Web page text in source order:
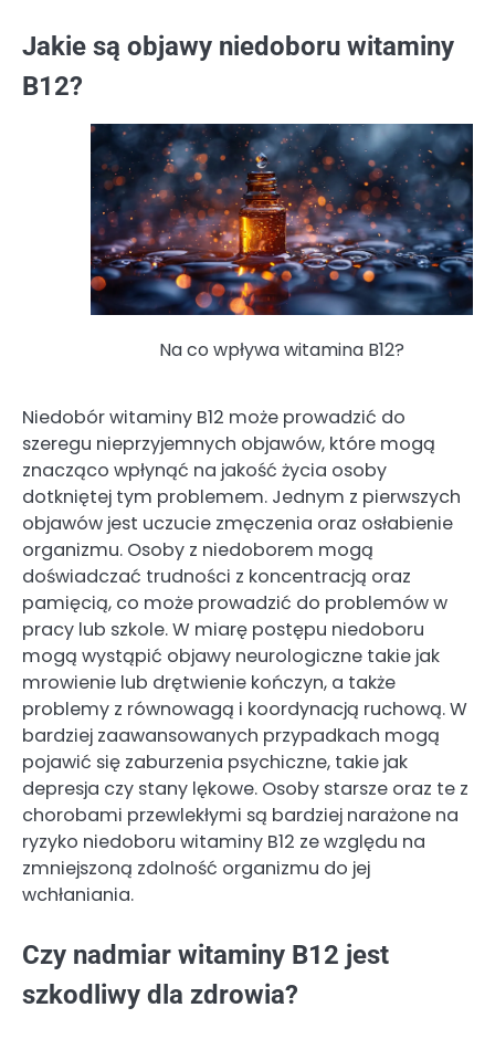
Jakie są objawy niedoboru witaminy
B12?
Na co wpływa witamina B12?
Niedobór witaminy B12 może prowadzić do
szeregu nieprzyjemnych objawów, które mogą
znacząco wpłynąć na jakość życia osoby
dotkniętej tym problemem. Jednym z pierwszych
objawów jest uczucie zmęczenia oraz osłabienie
organizmu. Osoby z niedoborem mogą
doświadczać trudności z koncentracją oraz
pamięcią, co może prowadzić do problemów w
pracy lub szkole. W miarę postępu niedoboru
mogą wystąpić objawy neurologiczne takie jak
mrowienie lub drętwienie kończyn, a także
problemy z równowagą i koordynacją ruchową. W
bardziej zaawansowanych przypadkach mogą
pojawić się zaburzenia psychiczne, takie jak
depresja czy stany lękowe. Osoby starsze oraz te z
chorobami przewlekłymi są bardziej narażone na
ryzyko niedoboru witaminy B12 ze względu na
zmniejszoną zdolność organizmu do jej
wchłaniania.
Czy nadmiar witaminy B12 jest
szkodliwy dla zdrowia?